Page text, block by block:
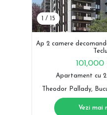
/ 15
Ap 2 camere
101,000
Apartament cu
Theodor Pallady,
Vezi mai